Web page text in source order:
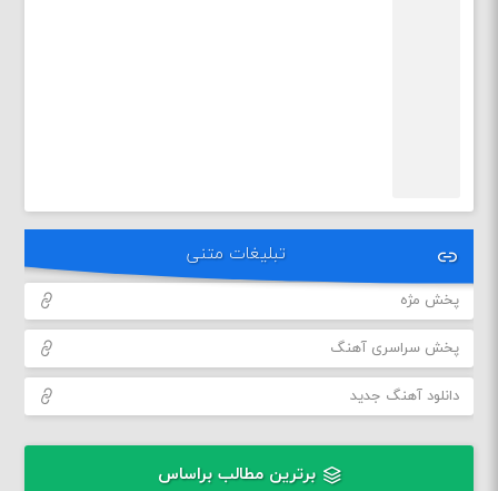
تبلیغات متنی
پخش مژه
پخش سراسری آهنگ
دانلود آهنگ جدید
برترین مطالب براساس